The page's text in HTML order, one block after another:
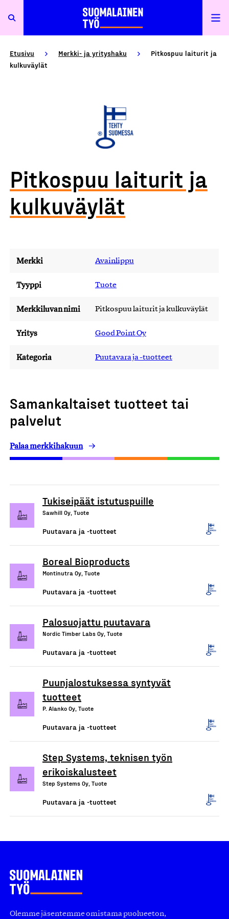
Etusivu Merkki- ja yrityshaku
Pitkospuu laiturit ja
kulkuväylät
Pitkospuu laiturit ja
kulkuväylät
Merkki Avainlippu
Tyyppi Tuote
Merkkiluvan nimi Pitkospuu laiturit ja kulkuväylät
Yritys Good Point Oy
Kategoria Puutavara ja -tuotteet
Samankaltaiset tuotteet tai
palvelut
Palaa merkkihakuun
Tukiseipäät istutuspuille
Sawhill Oy, Tuote
Puutavara ja -tuotteet
Boreal Bioproducts
Montinutra Oy, Tuote
Puutavara ja -tuotteet
Palosuojattu puutavara
Nordic Timber Labs Oy, Tuote
Puutavara ja -tuotteet
Puunjalostuksessa syntyvät
tuotteet
P. Alanko Oy, Tuote
Puutavara ja -tuotteet
Step Systems, teknisen työn
erikoiskalusteet
Step Systems Oy, Tuote
Puutavara ja -tuotteet
Olemme jäsentemme omistama puolueeton,